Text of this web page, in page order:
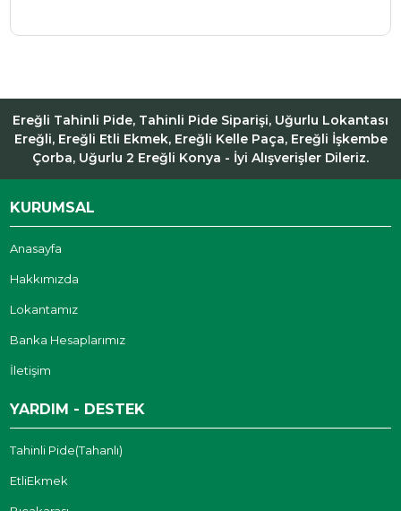
Ereğli Tahinli Pide, Tahinli Pide Siparişi, Uğurlu Lokantası
Ereğli, Ereğli Etli Ekmek, Ereğli Kelle Paça, Ereğli İşkembe
Çorba, Uğurlu 2 Ereğli Konya - İyi Alışverişler Dileriz.
KURUMSAL
Anasayfa
Hakkımızda
Lokantamız
Banka Hesaplarımız
İletişim
YARDIM - DESTEK
Tahinli Pide(Tahanlı)
EtliEkmek